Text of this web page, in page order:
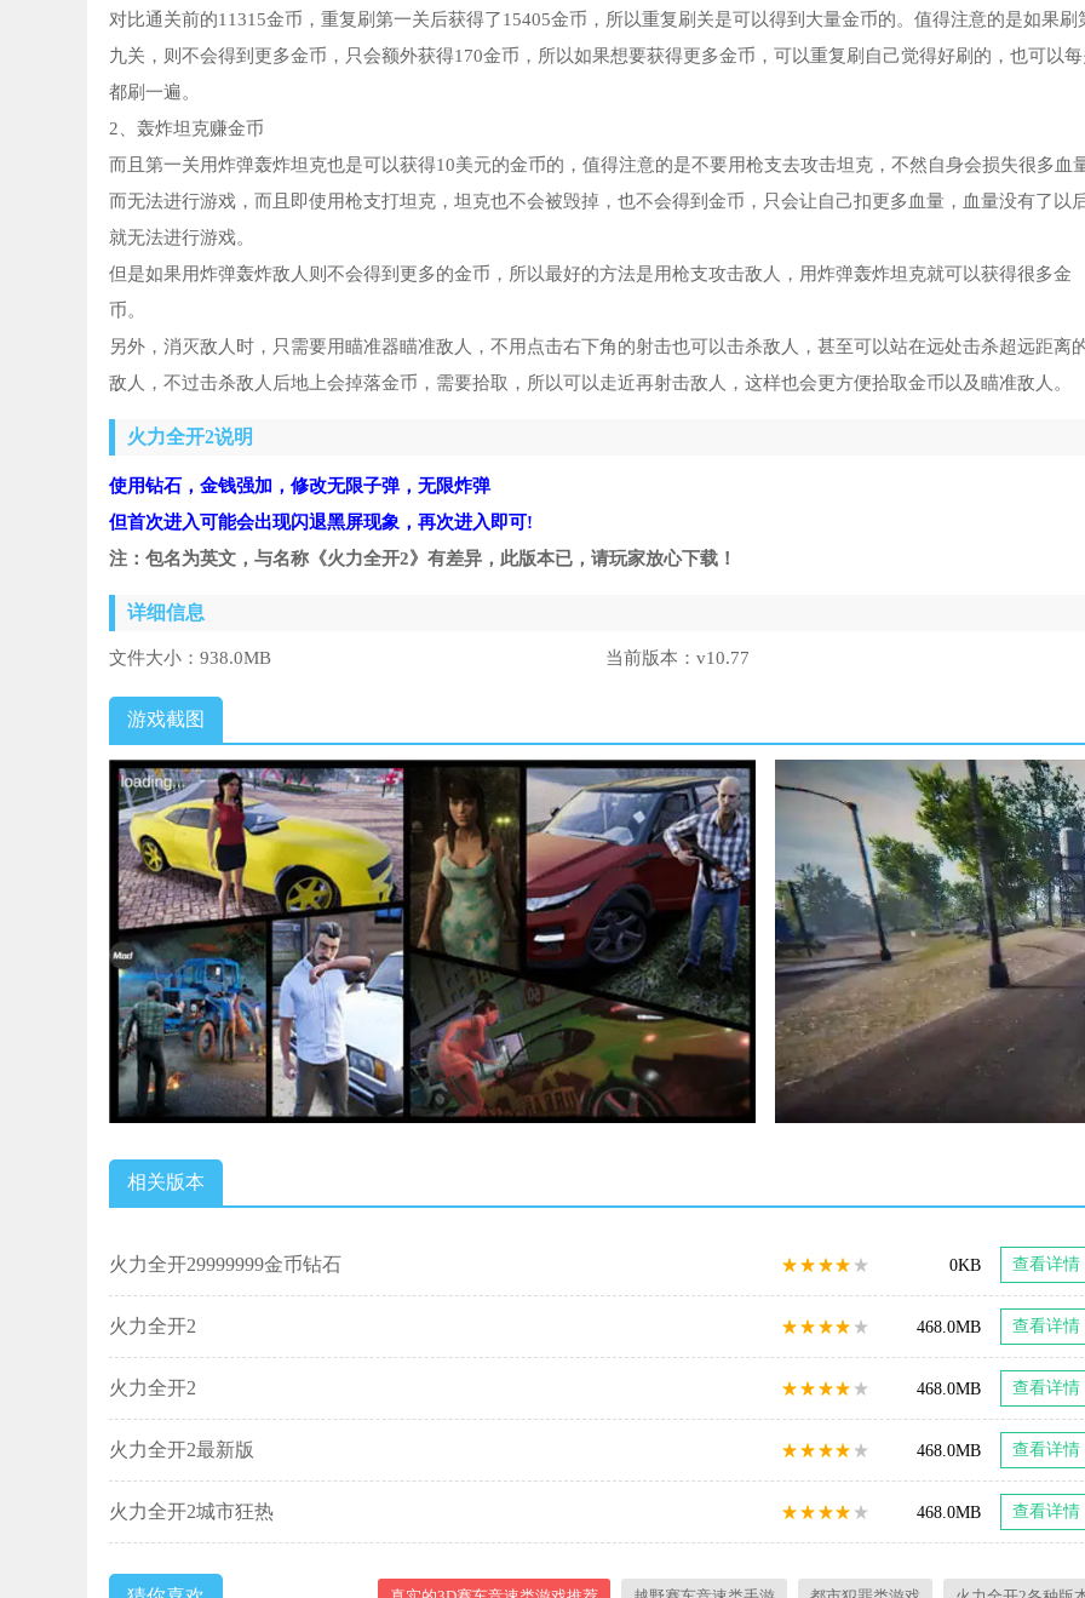
对比通关前的11315金币，重复刷第一关后获得了15405金币，所以重复刷关是可以得到大量金币的。值得注意的是如果刷
九关，则不会得到更多金币，只会额外获得170金币，所以如果想要获得更多金币，可以重复刷自己觉得好刷的，也可以
都刷一遍。
2、轰炸坦克赚金币
而且第一关用炸弹轰炸坦克也是可以获得10美元的金币的，值得注意的是不要用枪支去攻击坦克，不然自身会损失很多血
而无法进行游戏，而且即使用枪支打坦克，坦克也不会被毁掉，也不会得到金币，只会让自己扣更多血量，血量没有了以
就无法进行游戏。
但是如果用炸弹轰炸敌人则不会得到更多的金币，所以最好的方法是用枪支攻击敌人，用炸弹轰炸坦克就可以获得很多金
币。
另外，消灭敌人时，只需要用瞄准器瞄准敌人，不用点击右下角的射击也可以击杀敌人，甚至可以站在远处击杀超远距离
敌人，不过击杀敌人后地上会掉落金币，需要拾取，所以可以走近再射击敌人，这样也会更方便拾取金币以及瞄准敌人。
火力全开2说明
使用钻石，金钱强加，修改无限子弹，无限炸弹
但首次进入可能会出现闪退黑屏现象，再次进入即可!
注：包名为英文，与名称《火力全开2》有差异，此版本已，请玩家放心下载！
详细信息
文件大小： 938.0MB 当前版本： v10.77
游戏截图
相关版本
火力全开29999999金币钻石 0KB 查看详情
火力全开2 468.0MB 查看详情
火力全开2 468.0MB 查看详情
火力全开2最新版 468.0MB 查看详情
火力全开2城市狂热 468.0MB 查看详情